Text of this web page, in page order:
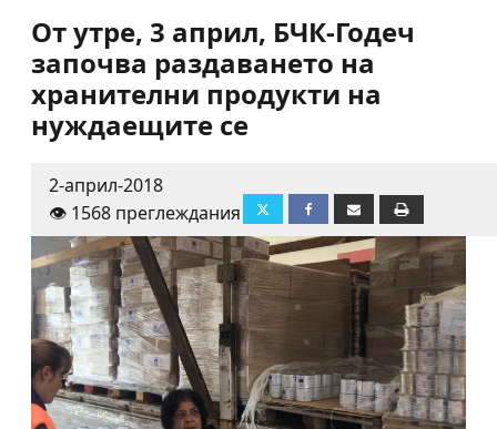
От утре, 3 април, БЧК-Годеч
започва раздаването на
хранителни продукти на
нуждаещите се
2-април-2018
👁️ 1568 преглеждания